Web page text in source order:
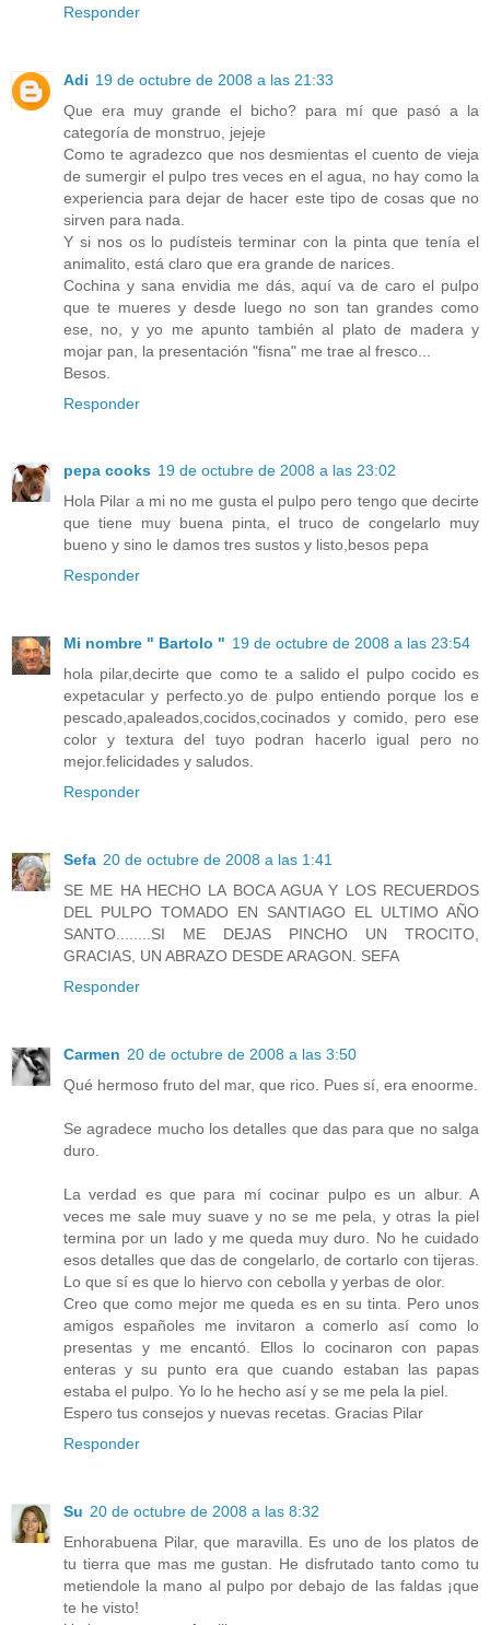
Responder
Adi 19 de octubre de 2008 a las 21:33
Que era muy grande el bicho? para mí que pasó a la
categoría de monstruo, jejeje
Como te agradezco que nos desmientas el cuento de vieja
de sumergir el pulpo tres veces en el agua, no hay como la
experiencia para dejar de hacer este tipo de cosas que no
sirven para nada.
Y si nos os lo pudísteis terminar con la pinta que tenía el
animalito, está claro que era grande de narices.
Cochina y sana envidia me dás, aquí va de caro el pulpo
que te mueres y desde luego no son tan grandes como
ese, no, y yo me apunto también al plato de madera y
mojar pan, la presentación "fisna" me trae al fresco...
Besos.
Responder
pepa cooks 19 de octubre de 2008 a las 23:02
Hola Pilar a mi no me gusta el pulpo pero tengo que decirte
que tiene muy buena pinta, el truco de congelarlo muy
bueno y sino le damos tres sustos y listo,besos pepa
Responder
Mi nombre " Bartolo " 19 de octubre de 2008 a las 23:54
hola pilar,decirte que como te a salido el pulpo cocido es
expetacular y perfecto.yo de pulpo entiendo porque los e
pescado,apaleados,cocidos,cocinados y comido, pero ese
color y textura del tuyo podran hacerlo igual pero no
mejor.felicidades y saludos.
Responder
Sefa 20 de octubre de 2008 a las 1:41
SE ME HA HECHO LA BOCA AGUA Y LOS RECUERDOS
DEL PULPO TOMADO EN SANTIAGO EL ULTIMO AÑO
SANTO........SI ME DEJAS PINCHO UN TROCITO,
GRACIAS, UN ABRAZO DESDE ARAGON. SEFA
Responder
Carmen 20 de octubre de 2008 a las 3:50
Qué hermoso fruto del mar, que rico. Pues sí, era enoorme.
Se agradece mucho los detalles que das para que no salga
duro.
La verdad es que para mí cocinar pulpo es un albur. A
veces me sale muy suave y no se me pela, y otras la piel
termina por un lado y me queda muy duro. No he cuidado
esos detalles que das de congelarlo, de cortarlo con tijeras.
Lo que sí es que lo hiervo con cebolla y yerbas de olor.
Creo que como mejor me queda es en su tinta. Pero unos
amigos españoles me invitaron a comerlo así como lo
presentas y me encantó. Ellos lo cocinaron con papas
enteras y su punto era que cuando estaban las papas
estaba el pulpo. Yo lo he hecho así y se me pela la piel.
Espero tus consejos y nuevas recetas. Gracias Pilar
Responder
Su 20 de octubre de 2008 a las 8:32
Enhorabuena Pilar, que maravilla. Es uno de los platos de
tu tierra que mas me gustan. He disfrutado tanto como tu
metiendole la mano al pulpo por debajo de las faldas ¡que
te he visto!